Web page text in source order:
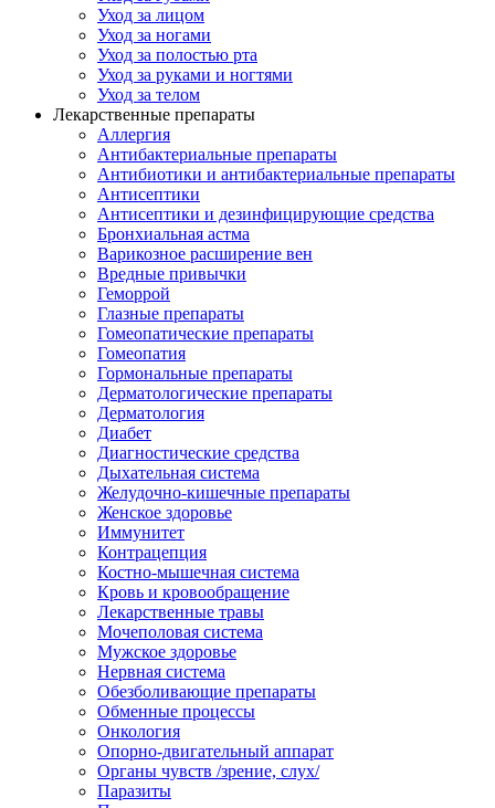
Уход за лицом
Уход за ногами
Уход за полостью рта
Уход за руками и ногтями
Уход за телом
Лекарственные препараты
Аллергия
Антибактериальные препараты
Антибиотики и антибактериальные препараты
Антисептики
Антисептики и дезинфицирующие средства
Бронхиальная астма
Варикозное расширение вен
Вредные привычки
Геморрой
Глазные препараты
Гомеопатические препараты
Гомеопатия
Гормональные препараты
Дерматологические препараты
Дерматология
Диабет
Диагностические средства
Дыхательная система
Желудочно-кишечные препараты
Женское здоровье
Иммунитет
Контрацепция
Костно-мышечная система
Кровь и кровообращение
Лекарственные травы
Мочеполовая система
Мужское здоровье
Нервная система
Обезболивающие препараты
Обменные процессы
Онкология
Опорно-двигательный аппарат
Органы чувств /зрение, слух/
Паразиты